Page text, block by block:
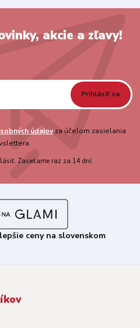
akcie a zľavy!
Prihlásiť sa
údajovza účelom zasielania
Zasielame raz za 14 dní.